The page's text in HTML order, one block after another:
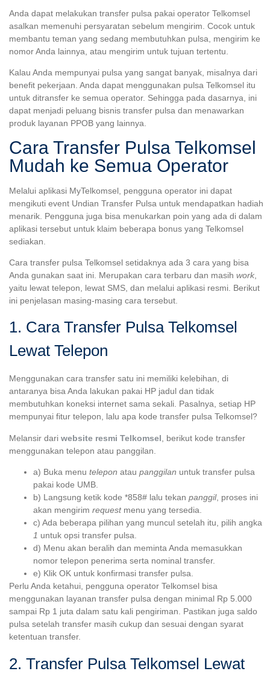
Anda dapat melakukan transfer pulsa pakai operator Telkomsel
asalkan memenuhi persyaratan sebelum mengirim. Cocok untuk
membantu teman yang sedang membutuhkan pulsa, mengirim ke
nomor Anda lainnya, atau mengirim untuk tujuan tertentu.
Kalau Anda mempunyai pulsa yang sangat banyak, misalnya dari
benefit pekerjaan. Anda dapat menggunakan pulsa Telkomsel itu
untuk ditransfer ke semua operator. Sehingga pada dasarnya, ini
dapat menjadi peluang bisnis transfer pulsa dan menawarkan
produk layanan PPOB yang lainnya.
Cara Transfer Pulsa Telkomsel
Mudah ke Semua Operator
Melalui aplikasi MyTelkomsel, pengguna operator ini dapat
mengikuti event Undian Transfer Pulsa untuk mendapatkan hadiah
menarik. Pengguna juga bisa menukarkan poin yang ada di dalam
aplikasi tersebut untuk klaim beberapa bonus yang Telkomsel
sediakan.
Cara transfer pulsa Telkomsel setidaknya ada 3 cara yang bisa
Anda gunakan saat ini. Merupakan cara terbaru dan masih work
yaitu lewat telepon, lewat SMS, dan melalui aplikasi resmi. Berikut
ini penjelasan masing-masing cara tersebut.
1. Cara Transfer Pulsa Telkomsel
Lewat Telepon
Menggunakan cara transfer satu ini memiliki kelebihan, di
antaranya bisa Anda lakukan pakai HP jadul dan tidak
membutuhkan koneksi internet sama sekali. Pasalnya, setiap HP
mempunyai fitur telepon, lalu apa kode transfer pulsa Telkomsel?
Melansir dari website resmi Telkomsel , berikut kode transfer
menggunakan telepon atau panggilan.
a) Buka menu telepon atau panggilan untuk transfer pulsa
pakai kode UMB.
b) Langsung ketik kode *858# lalu tekan panggil, proses ini
akan mengirim requestmenu yang tersedia.
c) Ada beberapa pilihan yang muncul setelah itu, pilih angka
1 untuk opsi transfer pulsa.
d) Menu akan beralih dan meminta Anda memasukkan
nomor telepon penerima serta nominal transfer.
e) Klik OK untuk konfirmasi transfer pulsa.
Perlu Anda ketahui, pengguna operator Telkomsel bisa
menggunakan layanan transfer pulsa dengan minimal Rp 5.000
sampai Rp 1 juta dalam satu kali pengiriman. Pastikan juga saldo
pulsa setelah transfer masih cukup dan sesuai dengan syarat
ketentuan transfer.
2. Transfer Pulsa Telkomsel Lewat